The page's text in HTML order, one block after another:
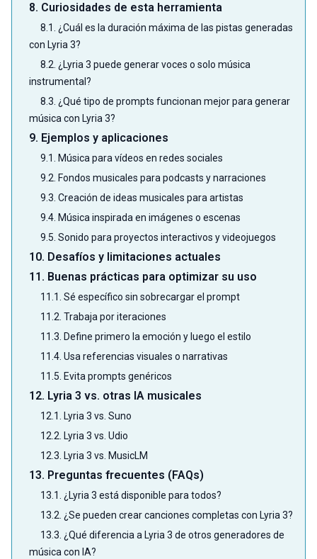
8. Curiosidades de esta herramienta
8.1. ¿Cuál es la duración máxima de las pistas generadas
con Lyria 3?
8.2. ¿Lyria 3 puede generar voces o solo música
instrumental?
8.3. ¿Qué tipo de prompts funcionan mejor para generar
música con Lyria 3?
9. Ejemplos y aplicaciones
9.1. Música para vídeos en redes sociales
9.2. Fondos musicales para podcasts y narraciones
9.3. Creación de ideas musicales para artistas
9.4. Música inspirada en imágenes o escenas
9.5. Sonido para proyectos interactivos y videojuegos
10. Desafíos y limitaciones actuales
11. Buenas prácticas para optimizar su uso
11.1. Sé específico sin sobrecargar el prompt
11.2. Trabaja por iteraciones
11.3. Define primero la emoción y luego el estilo
11.4. Usa referencias visuales o narrativas
11.5. Evita prompts genéricos
12. Lyria 3 vs. otras IA musicales
12.1. Lyria 3 vs. Suno
12.2. Lyria 3 vs. Udio
12.3. Lyria 3 vs. MusicLM
13. Preguntas frecuentes (FAQs)
13.1. ¿Lyria 3 está disponible para todos?
13.2. ¿Se pueden crear canciones completas con Lyria 3?
13.3. ¿Qué diferencia a Lyria 3 de otros generadores de
música con IA?